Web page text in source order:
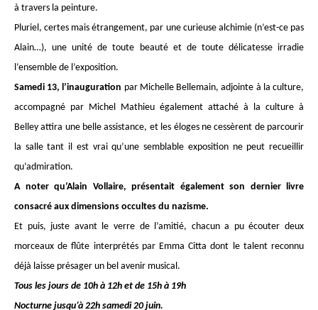
à travers la peinture.
Pluriel, certes mais étrangement, par une curieuse alchimie (n’est-ce pas
Alain…), une unité de toute beauté et de toute délicatesse irradie
l’ensemble de l’exposition.
Samedi 13, l’inauguration par Michelle Bellemain, adjointe à la culture,
accompagné par Michel Mathieu également attaché à la culture à
Belley attira une belle assistance, et les éloges ne cessèrent de parcourir
la salle tant il est vrai qu’une semblable exposition ne peut recueillir
qu’admiration.
A noter qu’Alain Vollaire, présentait également son dernier livre
consacré aux dimensions occultes du nazisme.
Et puis, juste avant le verre de l’amitié, chacun a pu écouter deux
morceaux de flûte interprétés par Emma Citta dont le talent reconnu
déjà laisse présager un bel avenir musical.
Tous les jours de 10h à 12h et de 15h à 19h
Nocturne jusqu’à 22h samedi 20 juin.